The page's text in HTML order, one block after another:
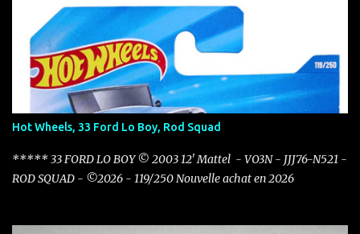
Hot Wheels, 33 Ford Lo Boy, Rod Squad
***** 33 FORD LO BOY © 2003 12' Mattel - VO3N - JJJ76-N521 -
ROD SQUAD - ©2026 - 119/250 Nouvelle achat en 2026